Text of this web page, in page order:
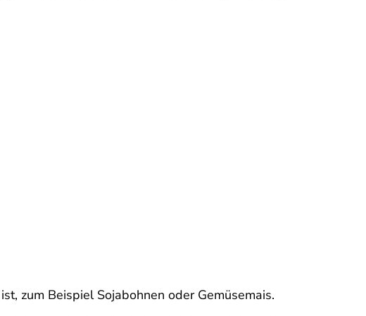
zum Beispiel Sojabohnen oder Gemüsemais.